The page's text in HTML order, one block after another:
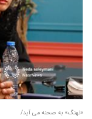
«نهنگ» به صحنه می‌ آید/